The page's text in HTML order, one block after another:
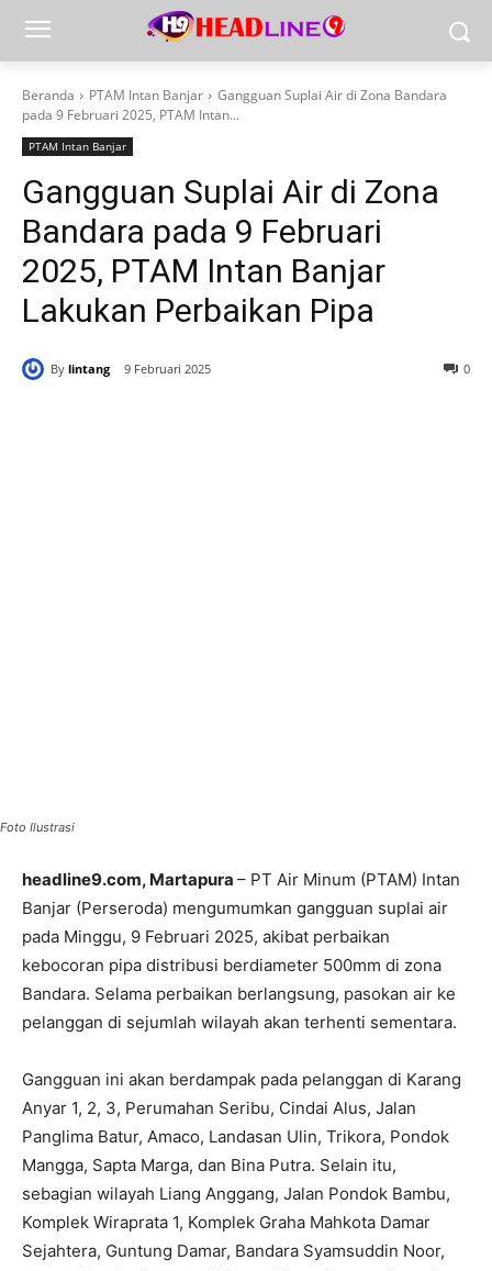
Beranda PTAM Intan Banjar
Gangguan Suplai Air di Zona Bandara
pada 9 Februari 2025, PTAM Intan...
PTAM Intan Banjar
Gangguan Suplai Air di Zona
Bandara pada 9 Februari
2025, PTAM Intan Banjar
Lakukan Perbaikan Pipa
By lintang 9 Februari 2025 0
Foto Ilustrasi
headline9.com, Martapura – PT Air Minum (PTAM) Intan
Banjar (Perseroda) mengumumkan gangguan suplai air
pada Minggu, 9 Februari 2025, akibat perbaikan
kebocoran pipa distribusi berdiameter 500mm di zona
Bandara. Selama perbaikan berlangsung, pasokan air ke
pelanggan di sejumlah wilayah akan terhenti sementara.
Gangguan ini akan berdampak pada pelanggan di Karang
Anyar 1, 2, 3, Perumahan Seribu, Cindai Alus, Jalan
Panglima Batur, Amaco, Landasan Ulin, Trikora, Pondok
Mangga, Sapta Marga, dan Bina Putra. Selain itu,
sebagian wilayah Liang Anggang, Jalan Pondok Bambu,
Komplek Wiraprata 1, Komplek Graha Mahkota Damar
Sejahtera, Guntung Damar, Bandara Syamsuddin Noor,